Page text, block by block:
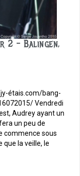
2 – Balingen,
étais.com/bang-
Vendredi
Audrey ayant un
un peu de
commence sous
que la veille, le